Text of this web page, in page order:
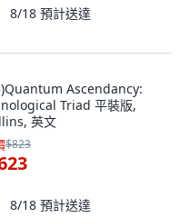
8/18 預計送達
Ascendancy:
Triad 平裝版,
英文
$823
8/18 預計送達